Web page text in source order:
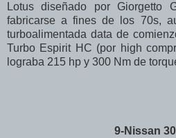
Lotus diseñado por Giorgetto
fabricarse a fines de los 70s,
turboalimentada data de
Turbo Espirit HC (por high
lograba 215 hp y 300 Nm de
9-Nissan